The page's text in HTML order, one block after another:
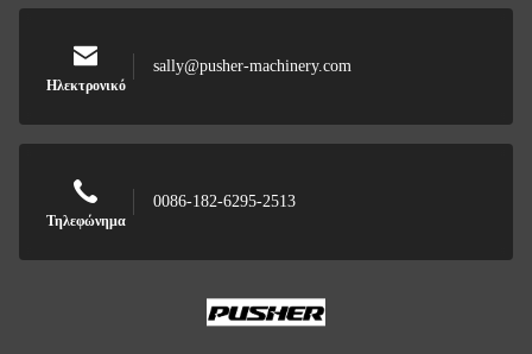
Ηλεκτρονικό
sally@pusher-machinery.com
Τηλεφώνημα
0086-182-6295-2513